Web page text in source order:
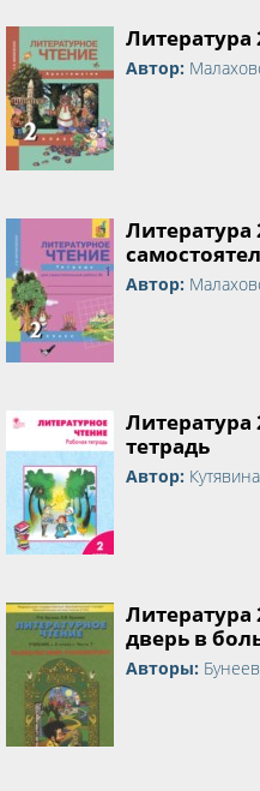
Литература
Автор:
Литература
Автор:
Литература
тетрадь
Автор:
Литература
дверь в
Авторы: